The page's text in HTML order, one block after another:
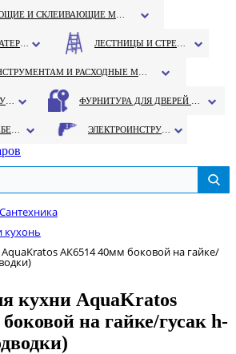
Сантехника
кухонь
АК6514 40мм боковой на гайке/
кухни AquaKratos
на гайке/гусак h-